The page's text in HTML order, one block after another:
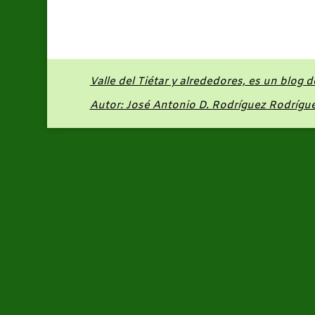
Valle del Tiétar y alrededores, es un blog
Autor: José Antonio D. Rodríguez